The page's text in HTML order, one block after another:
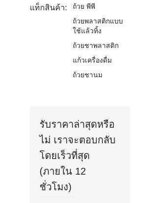
แท็กสินค้า:
ถ้วย พีพี
ถ้วยพลาสติกแบบ
ใช้แล้วทิ้ง
ถ้วยชาพลาสติก
แก้วเครื่องดื่ม
ถ้วยชานม
รับราคาล่าสุดหรือ
ไม่ เราจะตอบกลับ
โดยเร็วที่สุด
(ภายใน 12
ชั่วโมง)